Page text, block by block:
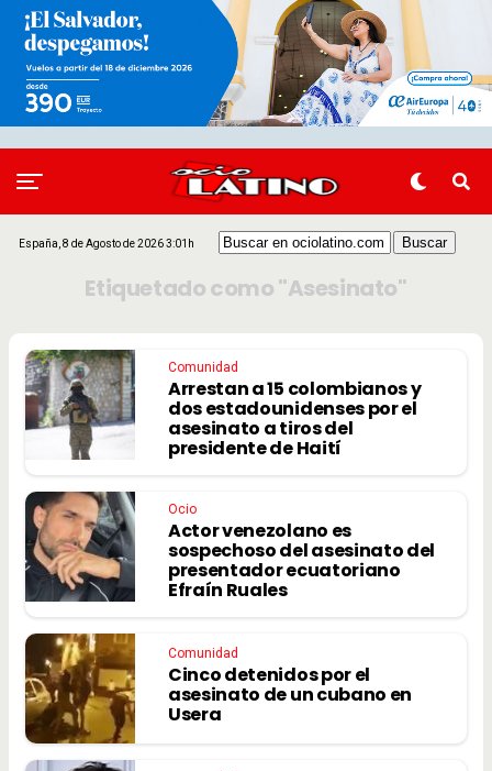
España, 8 de Agosto de 2026 3:01h
Etiquetado como "Asesinato"
Comunidad
Arrestan a 15 colombianos y
dos estadounidenses por el
asesinato a tiros del
presidente de Haití
Ocio
Actor venezolano es
sospechoso del asesinato del
presentador ecuatoriano
Efraín Ruales
Comunidad
Cinco detenidos por el
asesinato de un cubano en
Usera